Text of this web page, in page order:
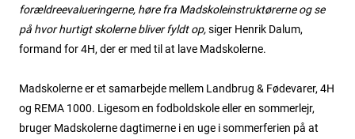
forældreevalueringerne, høre fra Madskoleinstruktørerne og se
på hvor hurtigt skolerne bliver fyldt op,siger Henrik Dalum,
formand for 4H, der er med til at lave Madskolerne.
Madskolerne er et samarbejde mellem Landbrug & Fødevarer, 4H
og REMA 1000. Ligesom en fodboldskole eller en sommerlejr,
bruger Madskolerne dagtimerne i en uge i sommerferien på at